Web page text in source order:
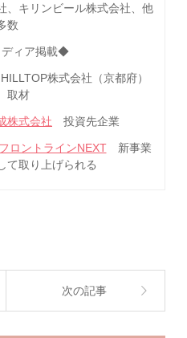
、キリンビール株式会社、他
数
ィア掲載◆
株式会社（京都府）
取材
株式会社 投資先企業
ロントラインNEXT新事業
て取り上げられる
次の記事